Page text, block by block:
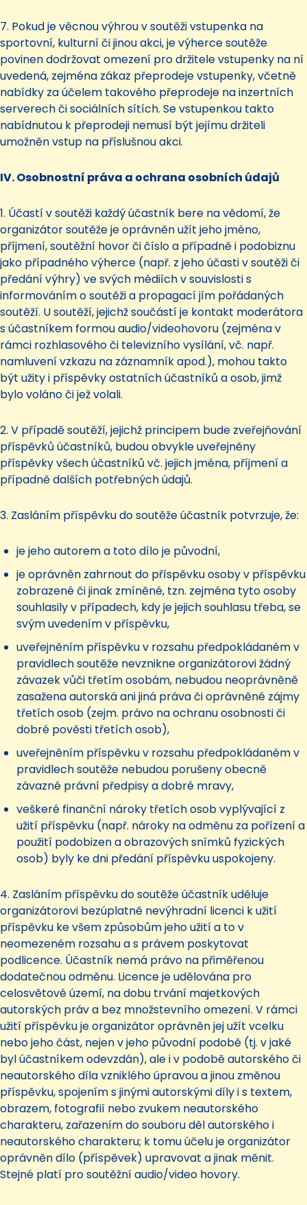
7. Pokud je věcnou výhrou v soutěži vstupenka na
sportovní, kulturní či jinou akci, je výherce soutěže
povinen dodržovat omezení pro držitele vstupenky na ní
uvedená, zejména zákaz přeprodeje vstupenky, včetně
nabídky za účelem takového přeprodeje na inzertních
serverech či sociálních sítích. Se vstupenkou takto
nabídnutou k přeprodeji nemusí být jejímu držiteli
umožněn vstup na příslušnou akci.
IV. Osobnostní práva a ochrana osobních údajů
1. Účastí v soutěži každý účastník bere na vědomí, že
organizátor soutěže je oprávněn užít jeho jméno,
příjmení, soutěžní hovor či číslo a případně i podobiznu
jako případného výherce (např. z jeho účasti v soutěži či
předání výhry) ve svých médiích v souvislosti s
informováním o soutěži a propagací jím pořádaných
soutěží. U soutěží, jejichž součástí je kontakt moderátora
s účastníkem formou audio/videohovoru (zejména v
rámci rozhlasového či televizního vysílání, vč. např.
namluvení vzkazu na záznamník apod.), mohou takto
být užity i příspěvky ostatních účastníků a osob, jimž
bylo voláno či jež volali.
2. V případě soutěží, jejichž principem bude zveřejňování
příspěvků účastníků, budou obvykle uveřejněny
příspěvky všech účastníků vč. jejich jména, příjmení a
případně dalších potřebných údajů.
3. Zasláním příspěvku do soutěže účastník potvrzuje, že:
je jeho autorem a toto dílo je původní,
je oprávněn zahrnout do příspěvku osoby v příspěvku
zobrazené či jinak zmíněné, tzn. zejména tyto osoby
souhlasily v případech, kdy je jejich souhlasu třeba, se
svým uvedením v příspěvku,
uveřejněním příspěvku v rozsahu předpokládaném v
pravidlech soutěže nevznikne organizátorovi žádný
závazek vůči třetím osobám, nebudou neoprávněně
zasažena autorská ani jiná práva či oprávněné zájmy
třetích osob (zejm. právo na ochranu osobnosti či
dobré pověsti třetích osob),
uveřejněním příspěvku v rozsahu předpokládaném v
pravidlech soutěže nebudou porušeny obecně
závazné právní předpisy a dobré mravy,
veškeré finanční nároky třetích osob vyplývající z
užití příspěvku (např. nároky na odměnu za pořízení a
použití podobizen a obrazových snímků fyzických
osob) byly ke dni předání příspěvku uspokojeny.
4. Zasláním příspěvku do soutěže účastník uděluje
organizátorovi bezúplatně nevýhradní licenci k užití
příspěvku ke všem způsobům jeho užití a to v
neomezeném rozsahu a s právem poskytovat
podlicence. Účastník nemá právo na přiměřenou
dodatečnou odměnu. Licence je udělována pro
celosvětové území, na dobu trvání majetkových
autorských práv a bez množstevního omezení. V rámci
užití příspěvku je organizátor oprávněn jej užít vcelku
nebo jeho část, nejen v jeho původní podobě (tj. v jaké
byl účastníkem odevzdán), ale i v podobě autorského či
neautorského díla vzniklého úpravou a jinou změnou
příspěvku, spojením s jinými autorskými díly i s textem,
obrazem, fotografií nebo zvukem neautorského
charakteru, zařazením do souboru děl autorského i
neautorského charakteru; k tomu účelu je organizátor
oprávněn dílo (příspěvek) upravovat a jinak měnit.
Stejné platí pro soutěžní audio/video hovory.